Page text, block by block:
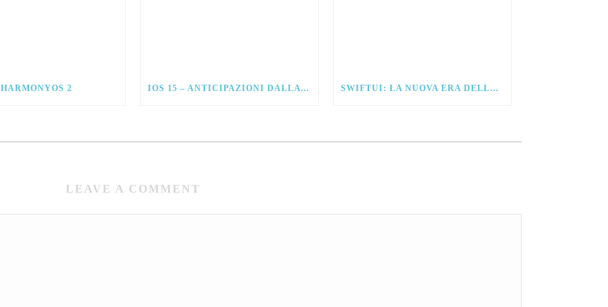
HARMONYOS 2 IOS 15 – ANTICIPAZIONI DALLA WWDC21 SWIFTUI: LA NUOVA ERA DELLO SVILUPPO PER IOS.
LEAVE A COMMENT